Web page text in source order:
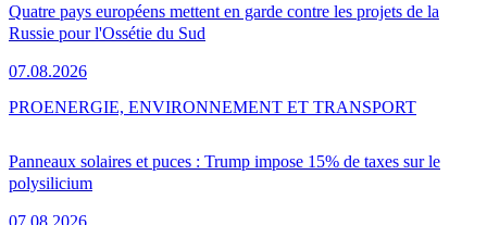
Quatre pays européens mettent en garde contre les projets de la
Russie pour l'Ossétie du Sud
07.08.2026
Panneaux solaires et puces : Trump impose 15% de taxes sur le
polysilicium
07.08.2026
PROENERGIE, ENVIRONNEMENT ET TRANSPORT